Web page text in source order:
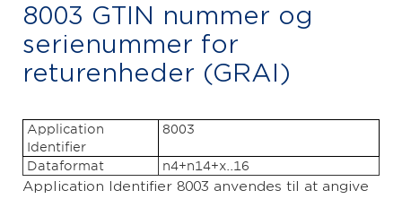
8003 GTIN nummer og
serienummer for
returenheder (GRAI)​
Application
Identifier
8003
Dataformat n4+n14+x..16
Application Identifier 8003 anvendes til at angive